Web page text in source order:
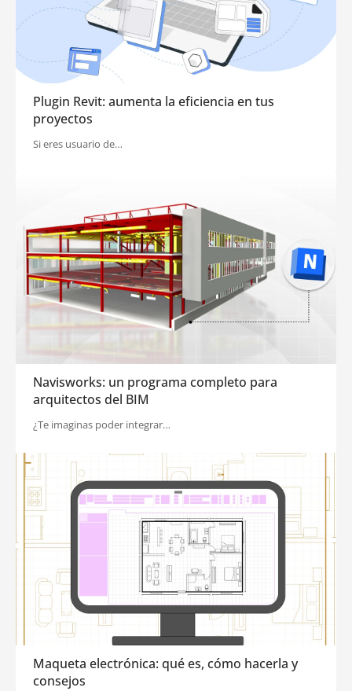
Plugin Revit: aumenta la eficiencia en tus
proyectos
Si eres usuario de…
Navisworks: un programa completo para
arquitectos del BIM
¿Te imaginas poder integrar…
Maqueta electrónica: qué es, cómo hacerla y
consejos